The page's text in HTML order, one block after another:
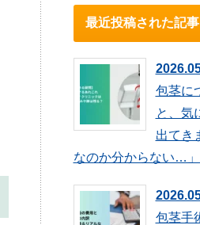
最近投稿された記事
包茎に
と、気
出てき
なのか分からない…
包茎手